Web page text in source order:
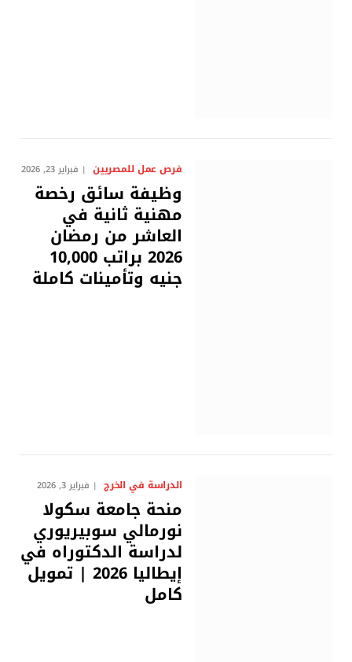
فرص عمل للمصريين فبراير 23, 2026
وظيفة سائق رخصة
مهنية ثانية في
العاشر من رمضان
2026 براتب 10,000
جنيه وتأمينات كاملة
الدراسة في الخرج فبراير 3, 2026
منحة جامعة سكولا
نورمالي سوبيريوري
لدراسة الدكتوراه في
إيطاليا 2026 | تمويل
كامل